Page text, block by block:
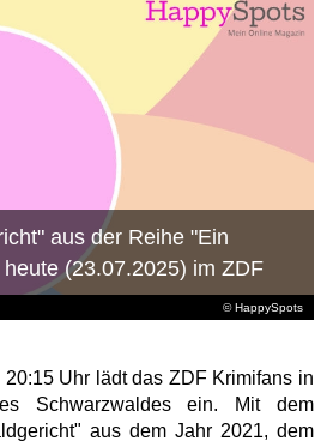
© HappySpots
aus der Reihe "Ein
(23.07.2025) im ZDF
20:15 Uhr lädt das ZDF Krimifans in
Schwarzwaldes ein. Mit dem
aus dem Jahr 2021, dem